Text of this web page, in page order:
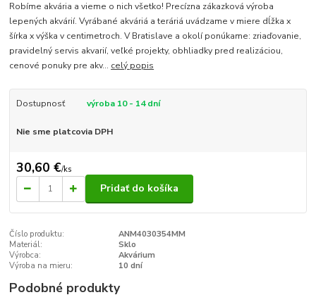
Robíme akvária a vieme o nich všetko! Precízna zákazková výroba
lepených akvárií. Vyrábané akváriá a teráriá uvádzame v miere dĺžka x
šírka x výška v centimetroch. V Bratislave a okolí ponúkame: zriaďovanie,
pravidelný servis akvarií, veľké projekty, obhliadky pred realizáciou,
cenové ponuky pre akv... celý popis
Dostupnosť výroba 10 - 14 dní
Nie sme platcovia DPH
30,60 €/ks
Pridať do košíka
Číslo produktu:
ANM4030354MM
Materiál:
Sklo
Výrobca:
Akvárium
Výroba na mieru:
10 dní
Podobné produkty